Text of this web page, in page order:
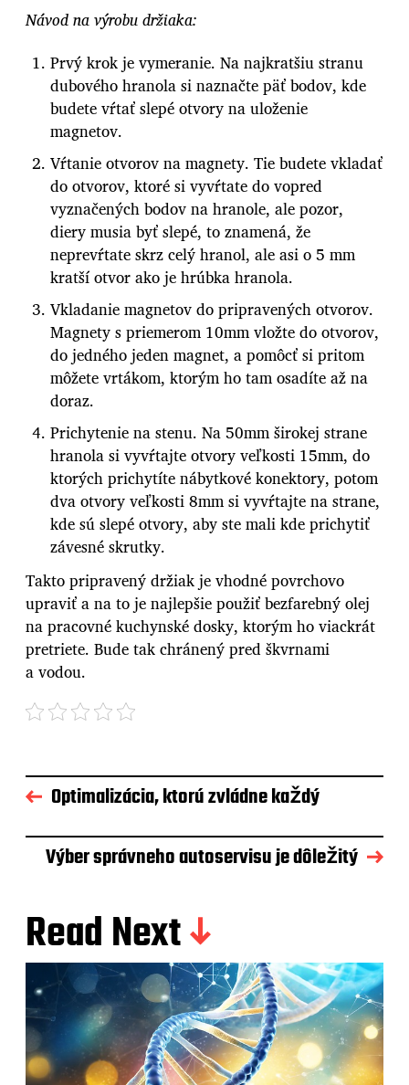
Návod na výrobu držiaka:
Prvý krok je vymeranie. Na najkratšiu stranu
dubového hranola si naznačte päť bodov, kde
budete vŕtať slepé otvory na uloženie
magnetov.
Vŕtanie otvorov na magnety. Tie budete vkladať
do otvorov, ktoré si vyvŕtate do vopred
vyznačených bodov na hranole, ale pozor,
diery musia byť slepé, to znamená, že
neprevŕtate skrz celý hranol, ale asi o 5 mm
kratší otvor ako je hrúbka hranola.
Vkladanie magnetov do pripravených otvorov.
Magnety s priemerom 10mm vložte do otvorov,
do jedného jeden magnet, a pomôcť si pritom
môžete vrtákom, ktorým ho tam osadíte až na
doraz.
Prichytenie na stenu. Na 50mm širokej strane
hranola si vyvŕtajte otvory veľkosti 15mm, do
ktorých prichytíte nábytkové konektory, potom
dva otvory veľkosti 8mm si vyvŕtajte na strane,
kde sú slepé otvory, aby ste mali kde prichytiť
závesné skrutky.
Takto pripravený držiak je vhodné povrchovo
upraviť a na to je najlepšie použiť bezfarebný olej
na pracovné kuchynské dosky, ktorým ho viackrát
pretriete. Bude tak chránený pred škvrnami
a vodou.
Optimalizácia, ktorú zvládne každý
Výber správneho autoservisu je dôležitý
Read Next